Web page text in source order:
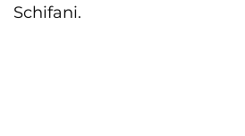
Schifani.